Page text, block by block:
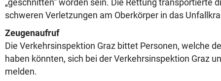
„geschnitten“ worden sein. Die Rettung transportierte
schweren Verletzungen am Oberkörper in das
Zeugenaufruf
Die Verkehrsinspektion Graz bittet Personen, welche
haben könnten, sich bei der Verkehrsinspektion Graz
melden.